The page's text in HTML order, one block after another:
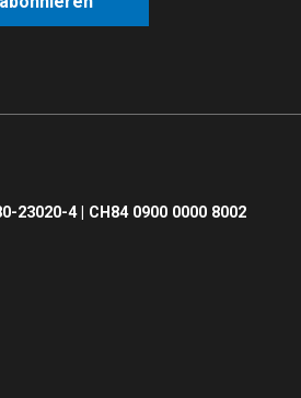
23020-4 | CH84 0900 0000 8002